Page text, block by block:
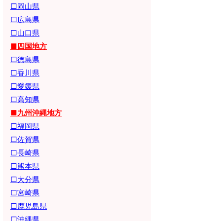
□岡山県
□広島県
□山口県
■四国地方
□徳島県
□香川県
□愛媛県
□高知県
■九州沖縄地方
□福岡県
□佐賀県
□長崎県
□熊本県
□大分県
□宮崎県
□鹿児島県